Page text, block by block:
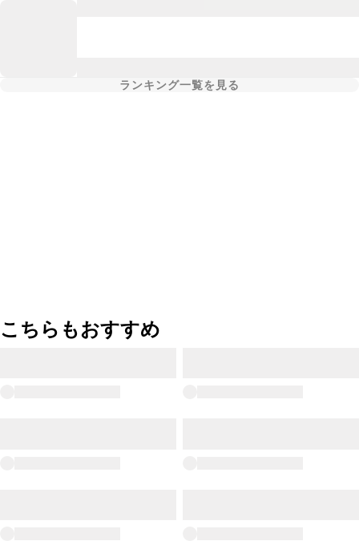
ランキング一覧を見る
こちらもおすすめ